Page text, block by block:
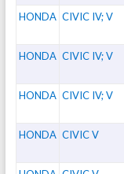
HONDA CIVIC IV; V
HONDA CIVIC IV; V
HONDA CIVIC IV; V
HONDA CIVIC V